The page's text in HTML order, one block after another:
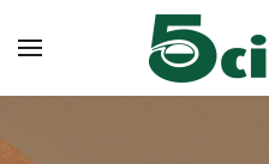
Skip to main content